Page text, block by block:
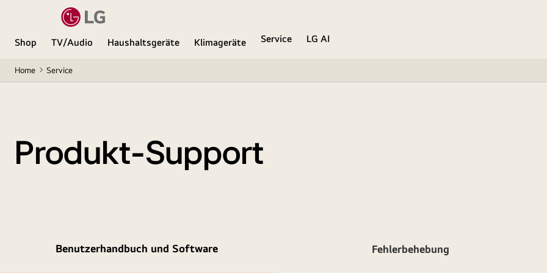
Shop TV/Audio Haushaltsgeräte Klimageräte Service
LG AI
Home Service
Produkt-Support
Benutzerhandbuch und Software Fehlerbehebung